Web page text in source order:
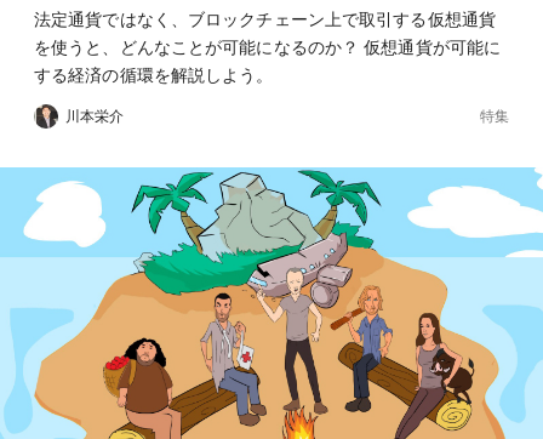
法定通貨ではなく、ブロックチェーン上で取引する仮想通貨
を使うと、どんなことが可能になるのか？ 仮想通貨が可能に
する経済の循環を解説しよう。
川本栄介 特集